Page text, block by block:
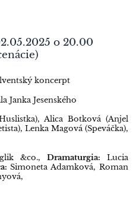
o 20.00
koncerpt
Janka Jesenského
Alica Botková (Anjel
Lenka Magová (Speváčka),
&co., Dramaturgia:
Lucia
Simoneta Adamková, Roman